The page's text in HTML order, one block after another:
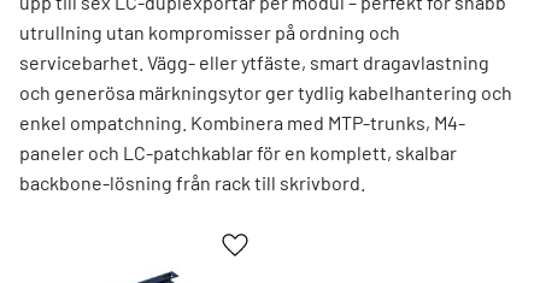
utrullning utan kompromisser på ordning och
servicebarhet. Vägg- eller ytfäste, smart dragavlastning
och generösa märkningsytor ger tydlig kabelhantering och
enkel ompatchning. Kombinera med MTP-trunks, M4-
paneler och LC-patchkablar för en komplett, skalbar
backbone-lösning från rack till skrivbord.
Lägg till i favoriter